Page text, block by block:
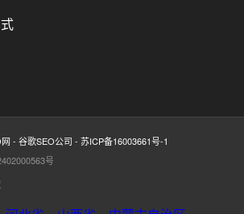
- 谷歌SEO公司 - 苏ICP备16003661号-1
号